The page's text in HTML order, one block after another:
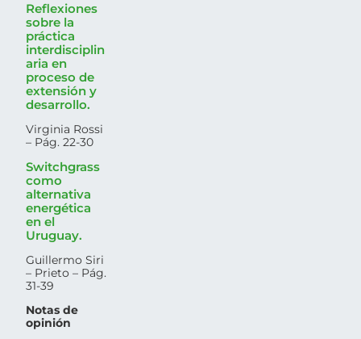
Reflexiones
sobre la
práctica
interdisciplin
aria en
proceso de
extensión y
desarrollo.
Virginia Rossi
– Pág. 22-30
Switchgrass
como
alternativa
energética
en el
Uruguay.
Guillermo Siri
– Prieto – Pág.
31-39
Notas de
opinión